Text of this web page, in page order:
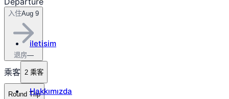
iletisim
Hakkımızda
入住Aug 9
退房—
乘客 2 乘客
Round Trip